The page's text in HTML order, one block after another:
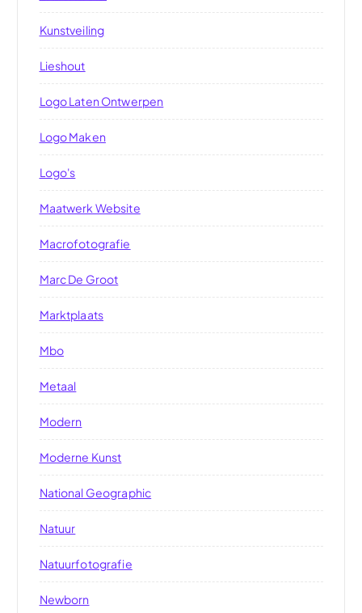
Kunstveiling
Lieshout
Logo Laten Ontwerpen
Logo Maken
Logo's
Maatwerk Website
Macrofotografie
Marc De Groot
Marktplaats
Mbo
Metaal
Modern
Moderne Kunst
National Geographic
Natuur
Natuurfotografie
Newborn